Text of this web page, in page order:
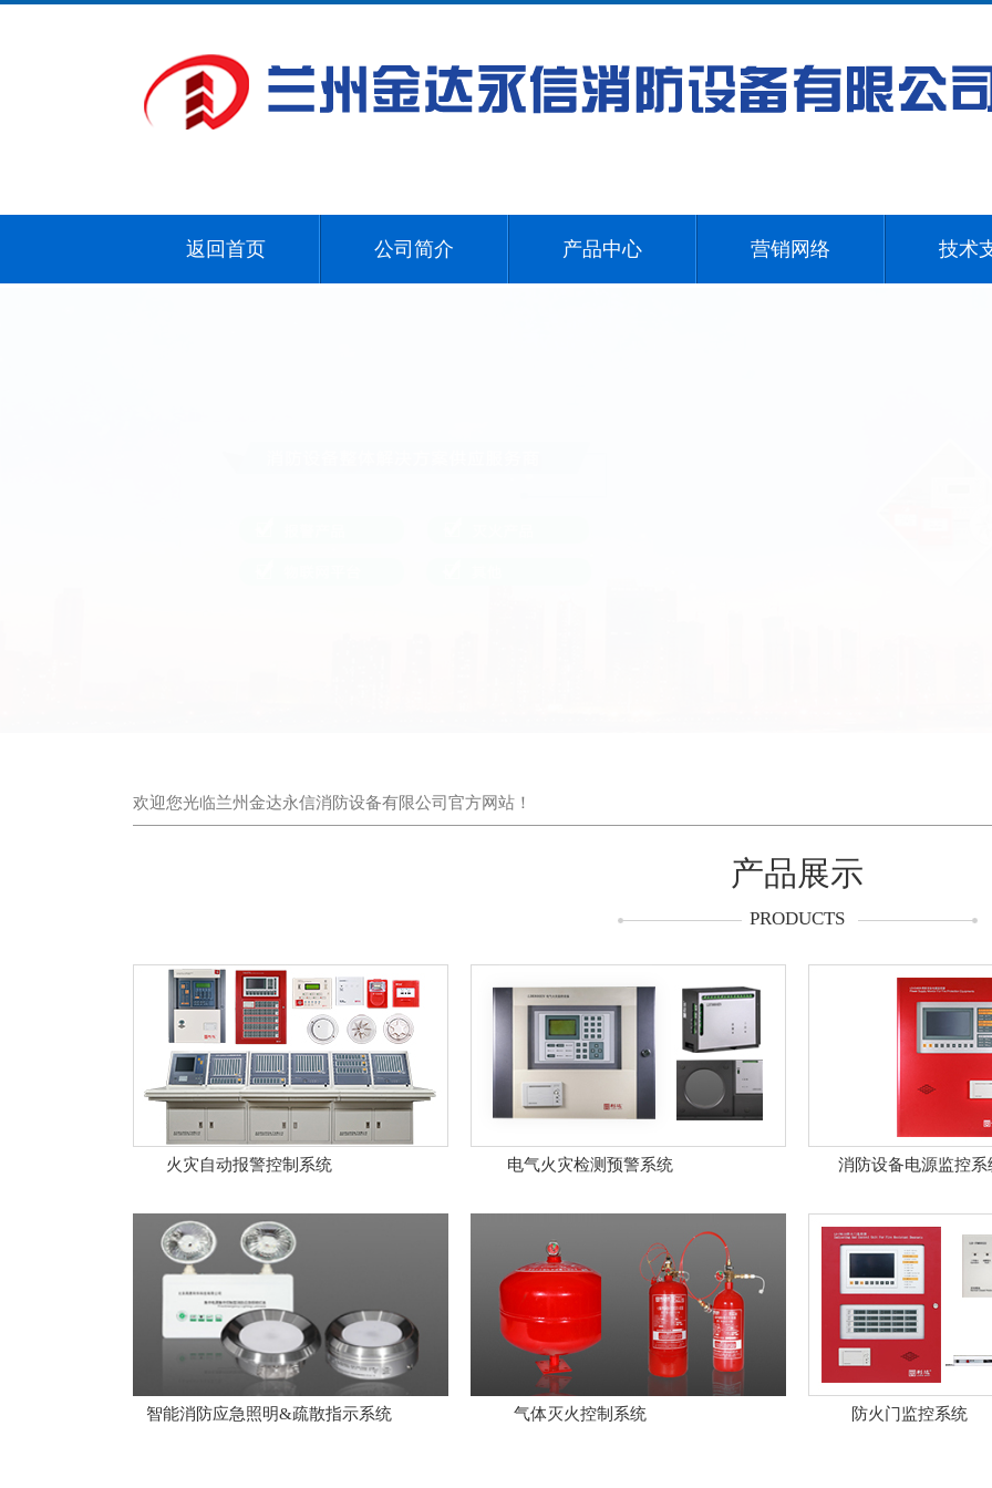
返回首页 公司简介 产品中心 营销网络 技术
欢迎您光临兰州金达永信消防设备有限公司官方网站！
产品展示
PRODUCTS
火灾自动报警控制系统 电气火灾检测预警系统 消防设备电源监控系
智能消防应急照明&疏散指示系统 气体灭火控制系统 防火门监控系统